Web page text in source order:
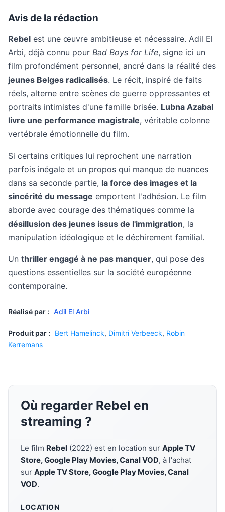
Avis de la rédaction
Rebel est une œuvre ambitieuse et nécessaire. Adil El
Arbi, déjà connu pour Bad Boys for Life, signe ici un
film profondément personnel, ancré dans la réalité des
jeunes Belges radicalisés. Le récit, inspiré de faits
réels, alterne entre scènes de guerre oppressantes et
portraits intimistes d'une famille brisée. Lubna Azabal
livre une performance magistrale, véritable colonne
vertébrale émotionnelle du film.
Si certains critiques lui reprochent une narration
parfois inégale et un propos qui manque de nuances
dans sa seconde partie, la force des images et la
sincérité du message emportent l'adhésion. Le film
aborde avec courage des thématiques comme la
désillusion des jeunes issus de l'immigration, la
manipulation idéologique et le déchirement familial.
Un thriller engagé à ne pas manquer, qui pose des
questions essentielles sur la société européenne
contemporaine.
Réalisé par : Adil El Arbi
Produit par : Bert Hamelinck, Dimitri Verbeeck, Robin
Kerremans
Où regarder Rebel en
streaming ?
Le film Rebel (2022) est en location sur Apple TV
Store, Google Play Movies, Canal VOD, à l'achat
sur Apple TV Store, Google Play Movies, Canal
VOD.
LOCATION